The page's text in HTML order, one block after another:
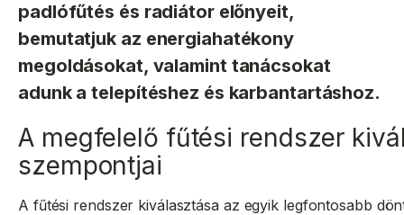
padlófűtés és radiátor előnyeit,
bemutatjuk az energiahatékony
megoldásokat, valamint tanácsokat
adunk a telepítéshez és karbantartáshoz.
A megfelelő fűtési rendszer
szempontjai
A fűtési rendszer kiválasztása az egyik legfontosabb